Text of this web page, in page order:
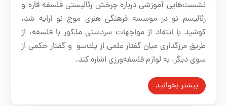
نشست‌هایی آموزشی درباره چرخش رئالیستی فلسفه قاره و
رئالیسم نو در موسسه فرهنگی هنری موج نو ارایه شد،
كوشید با انتقاد از مواجهات سردستی مذكور با فلسفه، از
طریق مرزگذاری میان گفتار علمی از یك‌سو و گفتار حكمی از
سوی دیگر، به لوازم فلسفه‌ورزی اشاره كند.
بیشتر بخوانید